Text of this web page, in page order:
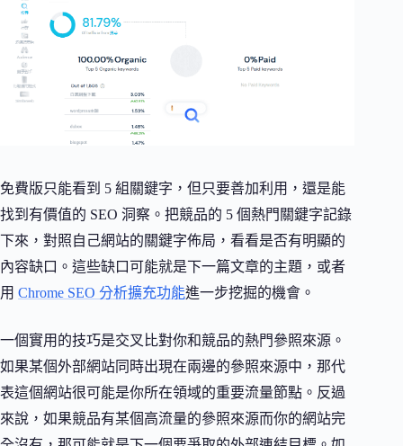
免費版只能看到 5 組關鍵字，但只要善加利用，還是能
找到有價值的 SEO 洞察。把競品的 5 個熱門關鍵字記錄
下來，對照自己網站的關鍵字佈局，看看是否有明顯的
內容缺口。這些缺口可能就是下一篇文章的主題，或者
用 Chrome SEO 分析擴充功能進一步挖掘的機會。
一個實用的技巧是交叉比對你和競品的熱門參照來源。
如果某個外部網站同時出現在兩邊的參照來源中，那代
表這個網站很可能是你所在領域的重要流量節點。反過
來說，如果競品有某個高流量的參照來源而你的網站完